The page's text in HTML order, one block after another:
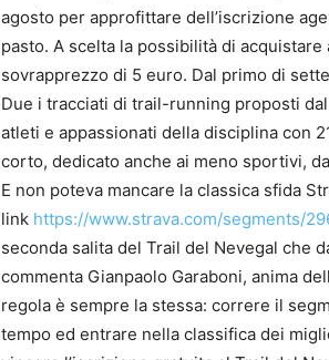
agosto per approfittare dell’iscrizione
pasto. A scelta la possibilità di
sovrapprezzo di 5 euro. Dal primo di
Due i tracciati di trail-running proposti
atleti e appassionati della disciplina con
corto, dedicato anche ai meno sportivi,
E non poteva mancare la classica sfida
link https://www.strava.com/segments/
seconda salita del Trail del Nevegal che
commenta Gianpaolo Garaboni, anima
regola è sempre la stessa: correre il
tempo ed entrare nella classifica dei